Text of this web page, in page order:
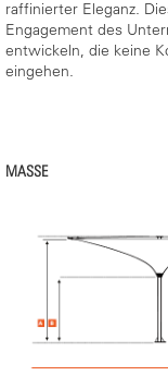
raffinierter Eleganz.
Engagement des
entwickeln, die keine
eingehen.
MASSE